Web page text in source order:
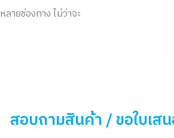
ายช่องทาง ไม่ว่าจะ
สอบถามสินค้า / ขอใบเส